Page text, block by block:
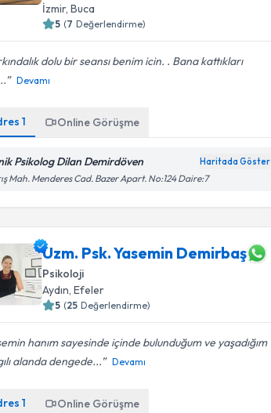
İzmir, Buca
5 (7 Değerlendirme)
dolu bir seansı benim icin. . Bana kattıkları
Devamı
1 Online Görüşme
Psikolog Dilan Demirdöven Haritada Göster
Mah. Menderes Cad. Bazer Apart. No:124 Daire:7
Uzm. Psk. Yasemin Demirbaş
Psikoloji
Aydın , Efeler
5 (25 Değerlendirme)
hanım sayesinde içinde bulunduğum ve yaşadığım
alanda dengede...
Devamı
1 Online Görüşme